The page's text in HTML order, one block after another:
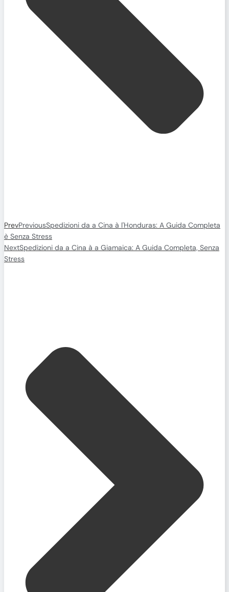
PrevPreviousSpedizioni da a Cina à l'Honduras: A Guida Completa
è Senza Stress
NextSpedizioni da a Cina à a Giamaica: A Guida Completa, Senza
Stress